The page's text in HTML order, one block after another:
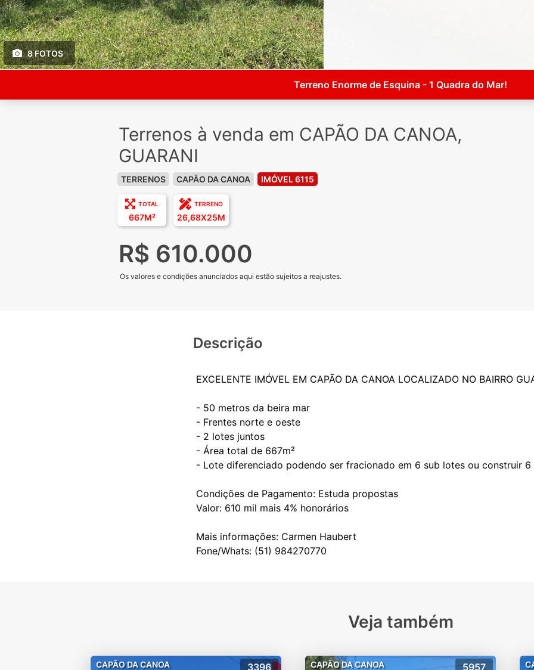
8 FOTOS
Terreno Enorme de Esquina - 1 Quadra do Mar!
Terrenos à venda em CAPÃO DA CANOA,
GUARANI
TERRENOS CAPÃO DA CANOA IMÓVEL 6115
TOTAL
667M²
TERRENO
26,68X25M
R$ 610.000
Os valores e condições anunciados aqui estão sujeitos a reajustes.
Descrição
EXCELENTE IMÓVEL EM CAPÃO DA CANOA LOCALIZADO NO BAIRRO
- 50 metros da beira mar
- Frentes norte e oeste
- 2 lotes juntos
- Área total de 667m²
- Lote diferenciado podendo ser fracionado em 6 sub lotes ou construir 6
Condições de Pagamento: Estuda propostas
Valor: 610 mil mais 4% honorários
Mais informações: Carmen Haubert
Veja também
CAPÃO DA CANOA 3396 CAPÃO DA CANOA 5957